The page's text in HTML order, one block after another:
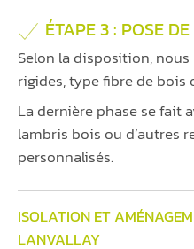
ÉTAPE 3 : POSE
Selon la disposition,
rigides, type fibre de bois
La dernière phase se fait
lambris bois ou d’autres
personnalisés.
ISOLATION ET
LANVALLAY